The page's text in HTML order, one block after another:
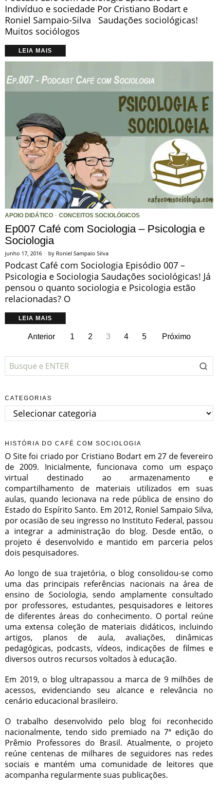
Indivíduo e sociedade Por Cristiano Bodart e
Roniel Sampaio-Silva Saudações sociológicas!
Muitos sociólogos
LEIA MAIS
APOIO DIDÁTICO · CONCEITOS SOCIOLÓGICOS
Ep007 Café com Sociologia – Psicologia e
Sociologia
junho 17, 2016 by Roniel Sampaio Silva
Podcast Café com Sociologia Episódio 007 –
Psicologia e Sociologia Saudações sociológicas! Já
pensou o quanto sociologia e Psicologia estão
relacionadas? O
LEIA MAIS
Anterior 1 2 3 4 5 Próximo
CATEGORIAS
Categorias
HISTÓRIA DO CAFÉ COM SOCIOLOGIA
O Site foi criado por Cristiano Bodart em 27 de fevereiro
de 2009. Inicialmente, funcionava como um espaço
virtual destinado ao armazenamento e
compartilhamento de materiais utilizados em suas
aulas, quando lecionava na rede pública de ensino do
Estado do Espírito Santo. Em 2012, Roniel Sampaio Silva,
por ocasião de seu ingresso no Instituto Federal, passou
a integrar a administração do blog. Desde então, o
projeto é desenvolvido e mantido em parceria pelos
dois pesquisadores.
Ao longo de sua trajetória, o blog consolidou-se como
uma das principais referências nacionais na área de
ensino de Sociologia, sendo amplamente consultado
por professores, estudantes, pesquisadores e leitores
de diferentes áreas do conhecimento. O portal reúne
uma extensa coleção de materiais didáticos, incluindo
artigos, planos de aula, avaliações, dinâmicas
pedagógicas, podcasts, vídeos, indicações de filmes e
diversos outros recursos voltados à educação.
Em 2019, o blog ultrapassou a marca de 9 milhões de
acessos, evidenciando seu alcance e relevância no
cenário educacional brasileiro.
O trabalho desenvolvido pelo blog foi reconhecido
nacionalmente, tendo sido premiado na 7ª edição do
Prêmio Professores do Brasil. Atualmente, o projeto
reúne centenas de milhares de seguidores nas redes
sociais e mantém uma comunidade de leitores que
acompanha regularmente suas publicações.